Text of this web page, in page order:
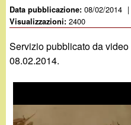
.
g
a
n
r
i
c
e
Data pubblicazione:08/02/2014 |
Visualizzazioni:2400
Servizio pubblicato da
08.02.2014.